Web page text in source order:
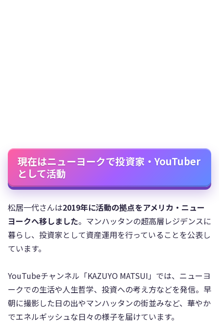
現在はニューヨークで投資家・YouTuber
として活動
松居一代さんは2019年に活動の拠点をアメリカ・ニュー
ヨークへ移しました。マンハッタンの超高層レジデンスに
暮らし、投資家として資産運用を行っていることを公表し
ています。
YouTubeチャンネル「KAZUYO MATSUI」では、ニューヨ
ークでの生活や人生哲学、投資への考え方などを発信。早
朝に撮影した日の出やマンハッタンの街並みなど、華やか
でエネルギッシュな日々の様子を届けています。